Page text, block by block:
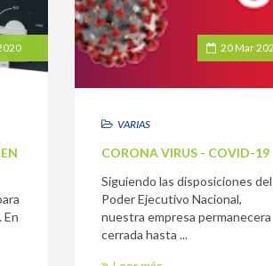
3 MINUTOS
En
20 Mar
VARIAS
CORONA VIRUS - COVID-19
Siguiendo las disposiciones del
Poder Ejecutivo Nacional,
nuestra empresa permanecera
cerrada hasta ...